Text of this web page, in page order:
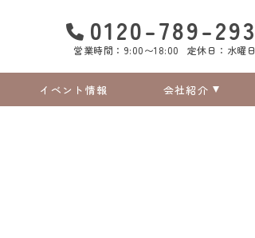
0120-789-293
営業時間：9:00〜18:00 定休日：水曜日
イベント情報 会社紹介